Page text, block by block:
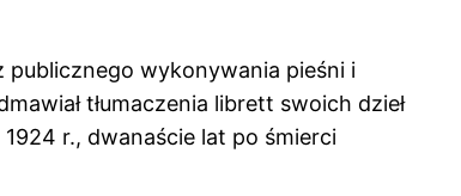
publicznego wykonywania pieśni i
tłumaczenia librett swoich dzieł
r., dwanaście lat po śmierci